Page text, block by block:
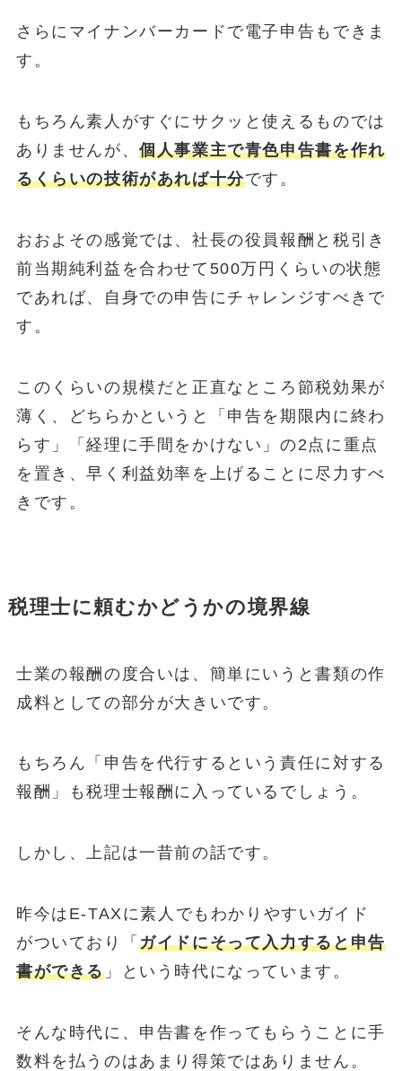
さらにマイナンバーカードで電子申告もできま
す。
もちろん素人がすぐにサクッと使えるものでは
ありませんが、個人事業主で青色申告書を作れ
るくらいの技術があれば十分です。
おおよその感覚では、社長の役員報酬と税引き
前当期純利益を合わせて500万円くらいの状態
であれば、自身での申告にチャレンジすべきで
す。
このくらいの規模だと正直なところ節税効果が
薄く、どちらかというと「申告を期限内に終わ
らす」「経理に手間をかけない」の2点に重点
を置き、早く利益効率を上げることに尽力すべ
きです。
税理士に頼むかどうかの境界線
士業の報酬の度合いは、簡単にいうと書類の作
成料としての部分が大きいです。
もちろん「申告を代行するという責任に対する
報酬」も税理士報酬に入っているでしょう。
しかし、上記は一昔前の話です。
昨今はE-TAXに素人でもわかりやすいガイド
がついており「ガイドにそって入力すると申告
書ができる」という時代になっています。
そんな時代に、申告書を作ってもらうことに手
数料を払うのはあまり得策ではありません。